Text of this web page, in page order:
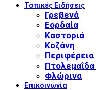
Τοπικές Ειδήσεις
Γρεβενά
Εορδαία
Καστοριά
Κοζάνη
Φλώρινα
Επικοινωνία